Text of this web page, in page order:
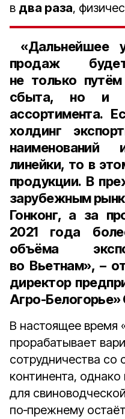
в два раза,
«Дальнейшее
продаж
не только
сбыта, но и
ассортимента.
холдинг
наименований
линейки, то в
продукции. В
зарубежным
Гонконг, а за
2021 года
объёма
во Вьетнам», –
директор
Агро-
В настоящее время
прорабатывает
сотрудничества со
континента,
для
по‑прежнему